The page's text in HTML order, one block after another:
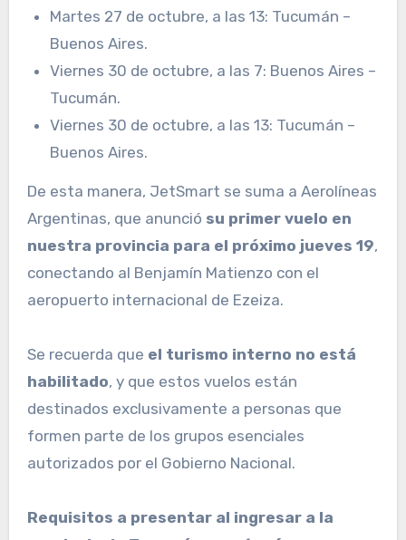
Martes 27 de octubre, a las 13: Tucumán –
Buenos Aires.
Viernes 30 de octubre, a las 7: Buenos Aires –
Tucumán.
Viernes 30 de octubre, a las 13: Tucumán –
Buenos Aires.
De esta manera, JetSmart se suma a Aerolíneas
Argentinas, que anunció su primer vuelo en
nuestra provincia para el próximo jueves 19,
conectando al Benjamín Matienzo con el
aeropuerto internacional de Ezeiza.
Se recuerda que el turismo interno no está
habilitado, y que estos vuelos están
destinados exclusivamente a personas que
formen parte de los grupos esenciales
autorizados por el Gobierno Nacional.
Requisitos a presentar al ingresar a la